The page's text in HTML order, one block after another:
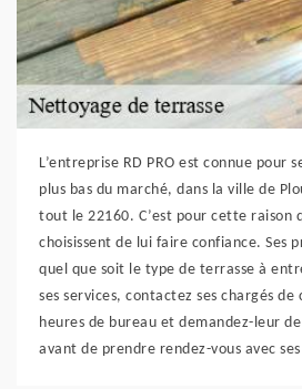
L’entreprise RD PRO est connue pour
plus bas du marché, dans la ville de
tout le 22160. C’est pour cette raison
choisissent de lui faire confiance. Ses
quel que soit le type de terrasse à
ses services, contactez ses chargés
heures de bureau et demandez-leur
avant de prendre rendez-vous avec